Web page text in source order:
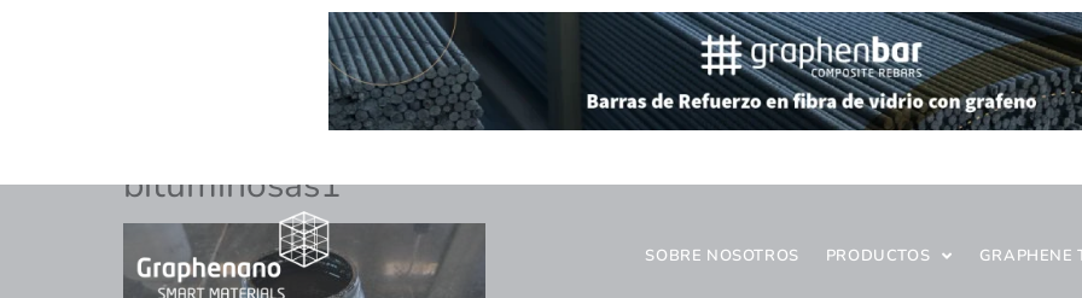
SOBRE NOSOTROS PRODUCTOS GRAPHENE
bituminosas1